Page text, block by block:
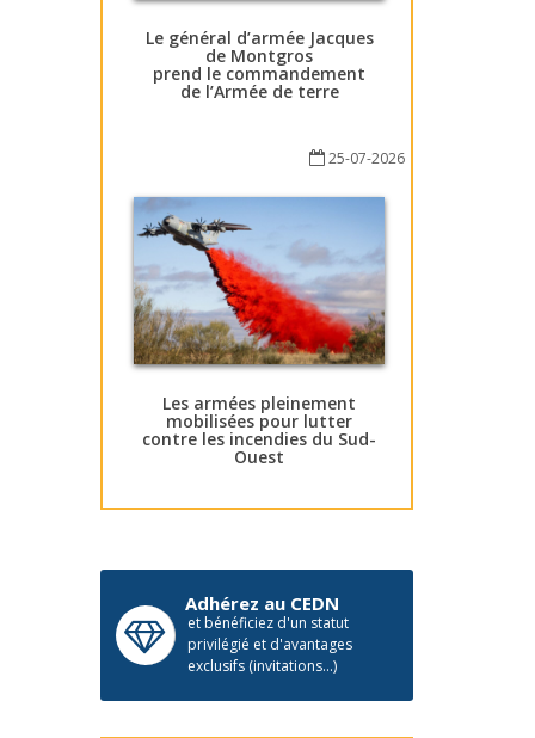
Le général d’armée Jacques
de Montgros
prend le commandement
de l’Armée de terre
25-07-2026
Les armées pleinement
mobilisées pour lutter
contre les incendies du Sud-
Ouest
Adhérez au CEDN
et bénéficiez d'un statut
privilégié et d'avantages
exclusifs (invitations...)